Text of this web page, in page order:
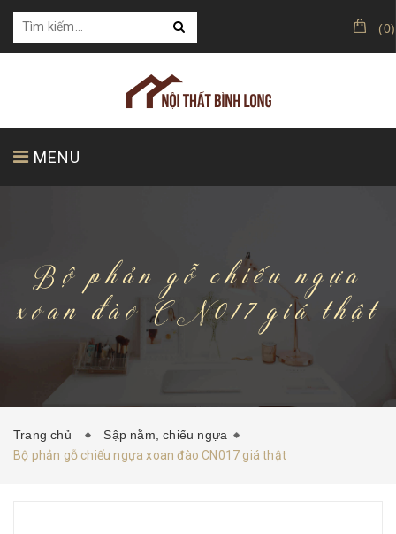
(0)
MENU
KHÁCH HÀNG CỦA CHÚNG TÔI
HƯỚNG DẪN MUA HÀNG
Bộ phản gỗ chiếu ngựa
xoan đào CN017 giá thật
Trang chủ
Sập nằm, chiếu ngựa
Bộ phản gỗ chiếu ngựa xoan đào CN017 giá thật